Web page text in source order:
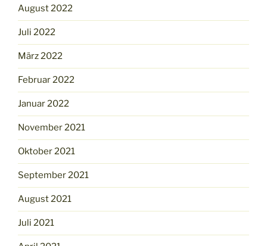
August 2022
Juli 2022
März 2022
Februar 2022
Januar 2022
November 2021
Oktober 2021
September 2021
August 2021
Juli 2021